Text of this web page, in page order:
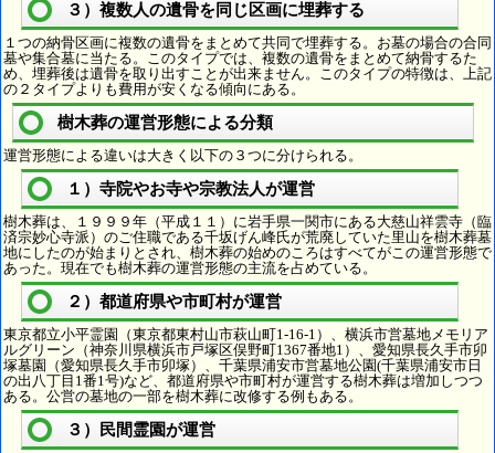
３）複数人の遺骨を同じ区画に埋葬する
１つの納骨区画に複数の遺骨をまとめて共同で埋葬する。お墓の場合の合同
墓や集合墓に当たる。このタイプでは、複数の遺骨をまとめて納骨するた
め、埋葬後は遺骨を取り出すことが出来ません。このタイプの特徴は、上記
の２タイプよりも費用が安くなる傾向にある。
樹木葬の運営形態による分類
運営形態による違いは大きく以下の３つに分けられる。
１）寺院やお寺や宗教法人が運営
樹木葬は、１９９９年（平成１１）に岩手県一関市にある大慈山祥雲寺（臨
済宗妙心寺派）のご住職である千坂げん峰氏が荒廃していた里山を樹木葬墓
地にしたのが始まりとされ、樹木葬の始めのころはすべてがこの運営形態で
あった。現在でも樹木葬の運営形態の主流を占めている。
２）都道府県や市町村が運営
東京都立小平霊園（東京都東村山市萩山町1-16-1）、横浜市営墓地メモリア
ルグリーン（神奈川県横浜市戸塚区俣野町1367番地1）、愛知県長久手市卯
塚墓園（愛知県長久手市卯塚）、千葉県浦安市営墓地公園(千葉県浦安市日
の出八丁目1番1号)など、都道府県や市町村が運営する樹木葬は増加しつつ
ある。公営の墓地の一部を樹木葬に改修する例もある。
３）民間霊園が運営